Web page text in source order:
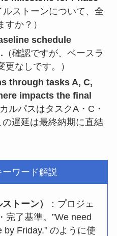
ルストーンについて、全
すか？）
schedule
（確認ですが、ベースラ
更なしです。）
through tasks A, C,
impacts the final
ルパスはタスクA・C・
遅延は最終納期に直結
ワード解説
トーン）
：プロジェ
完了基準。”We need
Friday.” のように使